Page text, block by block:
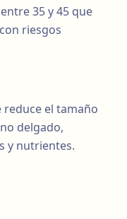
35 y 45 que
riesgos
reduce el tamaño
delgado,
y nutrientes.